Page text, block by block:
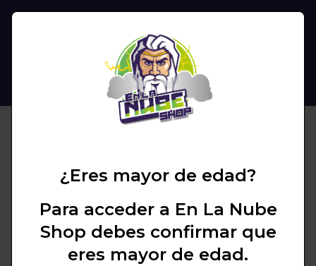
¿Eres mayor de edad?
Para acceder a En La Nube
Shop debes confirmar que
eres mayor de edad.